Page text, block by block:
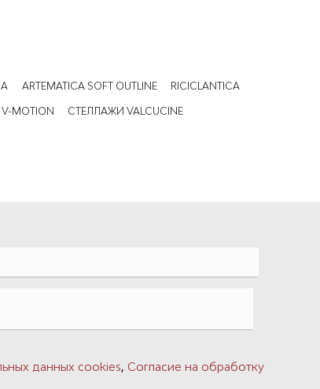
ARTEMATICA SOFT OUTLINE RICICLANTICA
V-MOTION СТЕЛЛАЖИ VALCUCINE
данных cookies, Согласие на обработку